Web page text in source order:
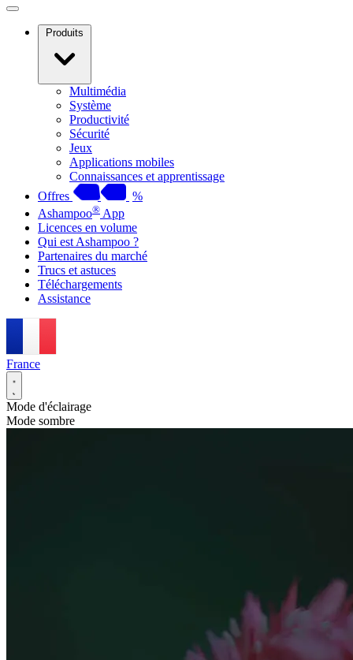
Produits
Multimédia
Système
Productivité
Sécurité
Jeux
Applications mobiles
Connaissances et apprentissage
Offres
%
Ashampoo® App
Licences en volume
Qui est Ashampoo ?
Partenaires du marché
Trucs et astuces
Téléchargements
Assistance
France
Mode d'éclairage
Mode sombre